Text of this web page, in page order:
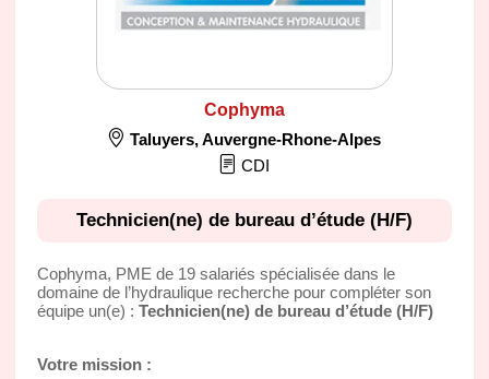
Cophyma
Taluyers,Auvergne-Rhone-Alpes
CDI
Technicien(ne) de bureau d’étude (H/F)
Cophyma, PME de 19 salariés spécialisée dans le
domaine de l’hydraulique recherche pour compléter son
équipe un(e) : Technicien(ne) de bureau d’étude (H/F)
Votre mission :